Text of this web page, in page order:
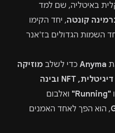
באיטליה, שם למד
קונטה, יחד הקימו
השמות הגדולים בז'אנר
Anyma כדי לשלב מוזיקה
טכנו מלודית עם ויזואליה דיגיטלית, NFT ובינה
"Running"
ואלבום
(2023), הוא הפך לאחד האמנים